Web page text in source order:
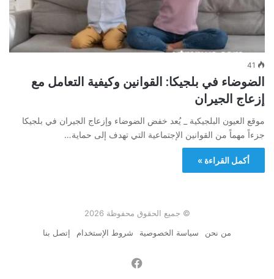
41
الضوضاء في بلجيكا: القوانين وكيفية التعامل مع
إزعاج الجيران
موقع العيون البلجيكية _ يُعد خفض الضوضاء وإزعاج الجيران في بلجيكا
جزءاً مهماً من القوانين الإجتماعية التي تهدف إلى حماية…
أكمل القراءة »
© جميع الحقوق محفوظة 2026
من نحن
سياسة الخصوصية شروط الإستخدام إتصل بنا